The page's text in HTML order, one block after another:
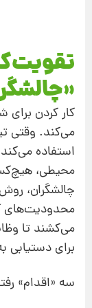
کار کردن
می‌کند. وقتی
استفاده
محیطی،
چالشگران،‌ روش
محدودیت‌های
می‌کشند تا
برای دستیابی
سه «اقدام»